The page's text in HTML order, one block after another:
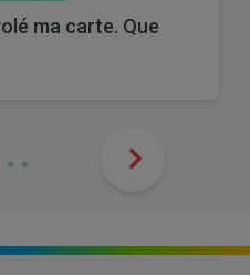
ma carte. Que